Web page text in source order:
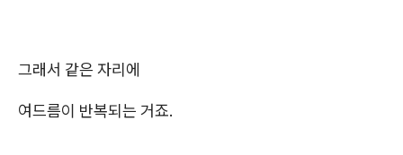
그래서 같은 자리에
여드름이 반복되는 거죠.